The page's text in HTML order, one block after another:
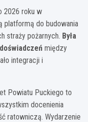
2026 roku w
platformą do budowania
straży pożarnych. Była
między
integracji i
Powiatu Puckiego to
docenienia
ratowniczą. Wydarzenie